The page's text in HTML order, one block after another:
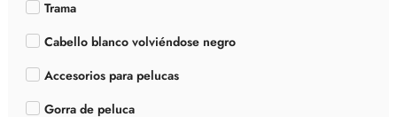
Trama
Cabello blanco volviéndose negro
Accesorios para pelucas
Gorra de peluca